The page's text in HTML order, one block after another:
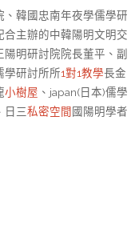
、韓國忠南年夜學儒學研
主辦的中韓陽明文明交
明研討院院長董平、副
學研討所所1對1教學長金
小樹屋 、japan(日本)儒學
日三私密空間國陽明學者